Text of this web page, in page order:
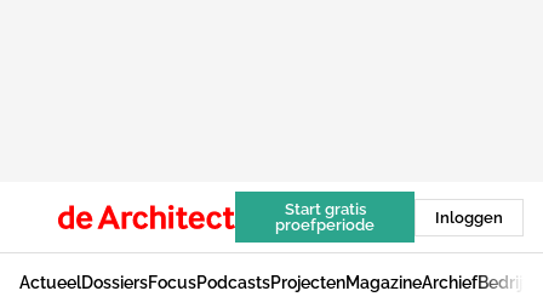
Start gratis
proefperiode
Inloggen
ActueelDossiersFocusPodcastsProjectenMagazineArchief